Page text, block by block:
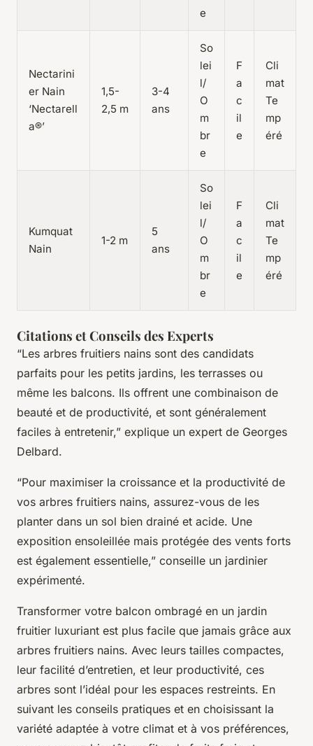
e
Nectarini
er Nain
‘Nectarell
a®’
1,5-
2,5 m
3-4
ans
So
lei
l/
O
m
br
e
F
a
c
il
e
Cli
mat
Te
mp
éré
Kumquat
Nain
1-2 m
5
ans
So
lei
l/
O
m
br
e
F
a
c
il
e
Cli
mat
Te
mp
éré
Citations et Conseils des Experts
“Les arbres fruitiers nains sont des candidats
parfaits pour les petits jardins, les terrasses ou
même les balcons. Ils offrent une combinaison de
beauté et de productivité, et sont généralement
faciles à entretenir,” explique un expert de Georges
Delbard.
“Pour maximiser la croissance et la productivité de
vos arbres fruitiers nains, assurez-vous de les
planter dans un sol bien drainé et acide. Une
exposition ensoleillée mais protégée des vents forts
est également essentielle,” conseille un jardinier
expérimenté.
Transformer votre balcon ombragé en un jardin
fruitier luxuriant est plus facile que jamais grâce aux
arbres fruitiers nains. Avec leurs tailles compactes,
leur facilité d’entretien, et leur productivité, ces
arbres sont l’idéal pour les espaces restreints. En
suivant les conseils pratiques et en choisissant la
variété adaptée à votre climat et à vos préférences,